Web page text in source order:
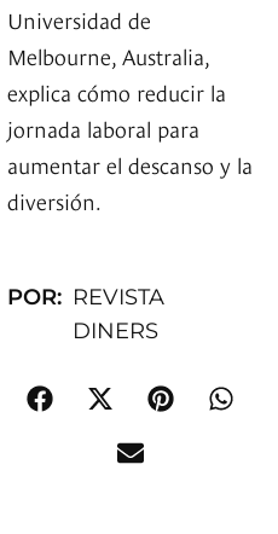
Universidad de
Melbourne, Australia,
explica cómo reducir la
jornada laboral para
aumentar el descanso y la
diversión.
POR: REVISTA
DINERS